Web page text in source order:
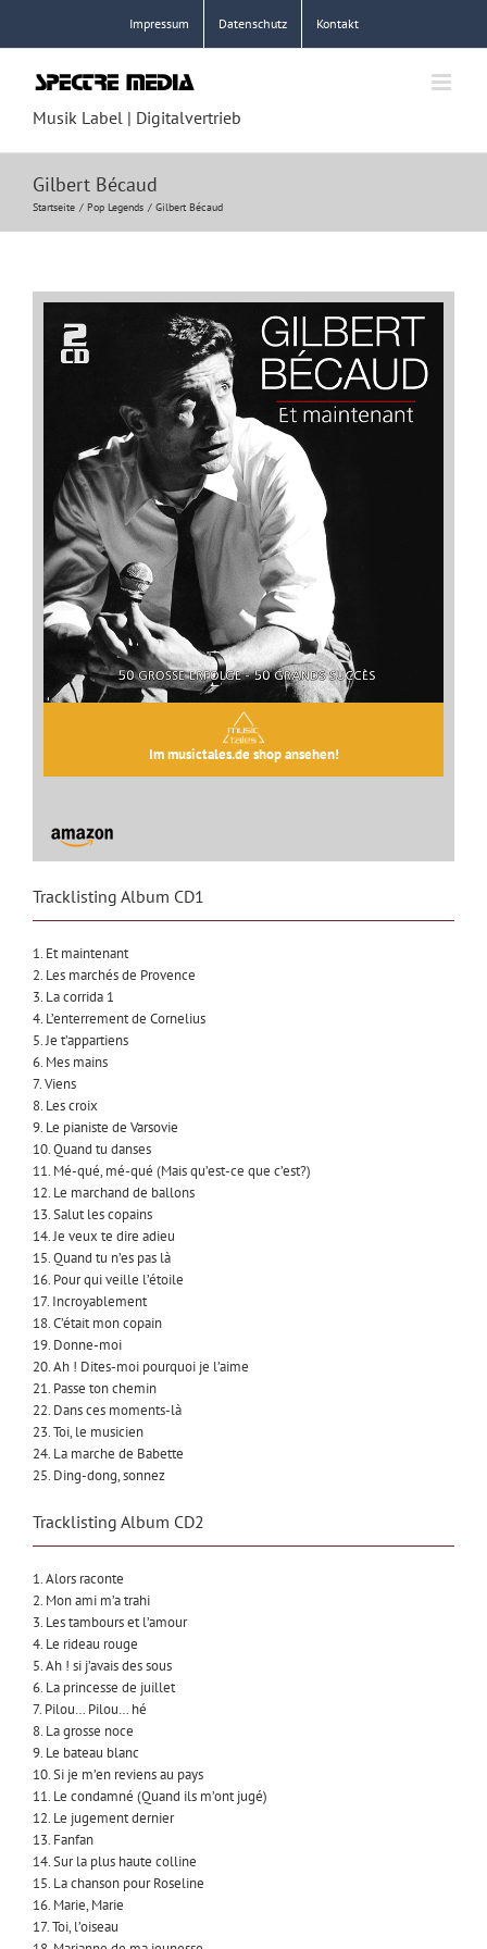
springen
Impressum Datenschutz Kontakt
Musik Label | Digitalvertrieb
Gilbert Bécaud
Startseite Pop Legends Gilbert Bécaud
Im musictales.de shop ansehen!
Tracklisting Album CD1
1. Et maintenant
2. Les marchés de Provence
3. La corrida 1
4. L’enterrement de Cornelius
5. Je t’appartiens
6. Mes mains
7. Viens
8. Les croix
9. Le pianiste de Varsovie
10. Quand tu danses
11. Mé-qué, mé-qué (Mais qu’est-ce que c’est?)
12. Le marchand de ballons
13. Salut les copains
14. Je veux te dire adieu
15. Quand tu n’es pas là
16. Pour qui veille l’étoile
17. Incroyablement
18. C’était mon copain
19. Donne-moi
20. Ah ! Dites-moi pourquoi je l’aime
21. Passe ton chemin
22. Dans ces moments-là
23. Toi, le musicien
24. La marche de Babette
25. Ding-dong, sonnez
Tracklisting Album CD2
1. Alors raconte
2. Mon ami m’a trahi
3. Les tambours et l’amour
4. Le rideau rouge
5. Ah ! si j’avais des sous
6. La princesse de juillet
7. Pilou… Pilou… hé
8. La grosse noce
9. Le bateau blanc
10. Si je m’en reviens au pays
11. Le condamné (Quand ils m’ont jugé)
12. Le jugement dernier
13. Fanfan
14. Sur la plus haute colline
15. La chanson pour Roseline
16. Marie, Marie
17. Toi, l’oiseau